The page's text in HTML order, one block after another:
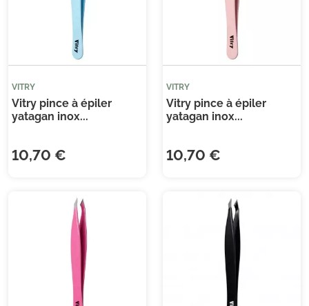
VITRY
Vitry pince à épiler
yatagan inox...
10,70 €
VITRY
Vitry pince à épiler
yatagan inox...
10,70 €